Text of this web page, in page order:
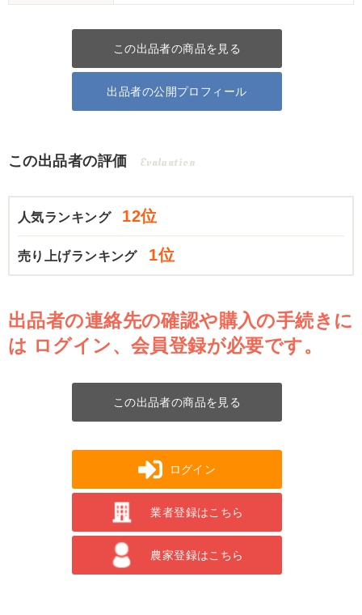
この出品者の商品を見る
出品者の公開プロフィール
この出品者の評価 Evaluation
人気ランキング 12位
売り上げランキング 1位
出品者の連絡先の確認や購入の手続きに
は ログイン、会員登録が必要です。
この出品者の商品を見る
ログイン
業者登録はこちら
農家登録はこちら